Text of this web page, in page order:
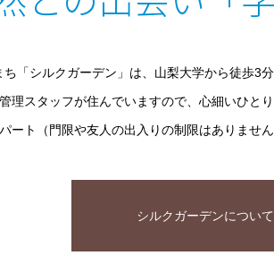
「シルクガーデン」は、山梨大学から徒歩3
理スタッフが住んでいますので、心細いひと
ート（門限や友人の出入りの制限はありませ
シルクガーデンについて